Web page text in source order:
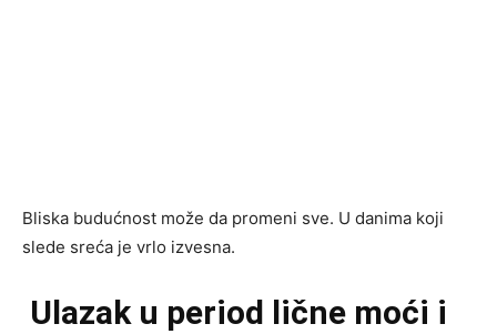
Bliska budućnost može da promeni sve. U danima koji
slede sreća je vrlo izvesna.
Ulazak u period lične moći i